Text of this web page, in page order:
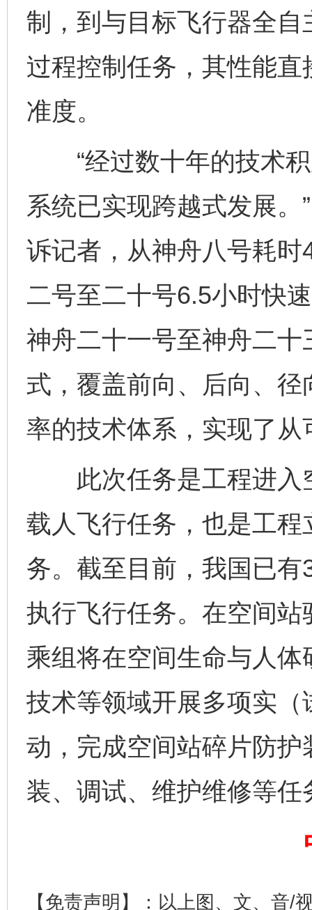
制，到与目标飞行器全
过程控制任务，其性能
准度。
“经过数十年的技术积
系统已实现跨越式发展
诉记者，从神舟八号耗
二号至二十号6.5小时快
神舟二十一号至神舟二
式，覆盖前向、后向、
率的技术体系，实现了
此次任务是工程进入
载人飞行任务，也是工
务。截至目前，我国已
执行飞行任务。在空间
乘组将在空间生命与人
技术等领域开展多项实
动，完成空间站碎片防
装、调试、维护维修等任
【免责声明】：以上图、文、音/
完善运行机制助力责任有效落实 一纸欠